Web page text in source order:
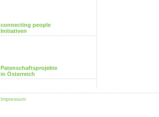
connecting people
Initiativen
Patenschaftsprojekte
in Österreich
Impressum